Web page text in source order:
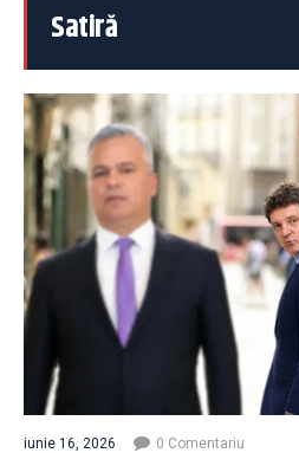
Satiră
iunie 16, 2026 0 Comentariu